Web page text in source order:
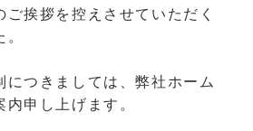
ご挨拶を控えさせていただく
につきましては、弊社ホーム
申し上げます。